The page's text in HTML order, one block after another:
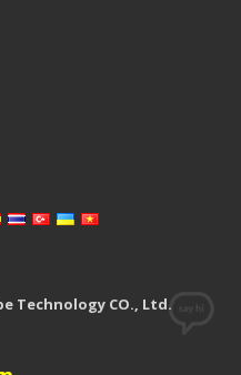
Technology CO., Ltd.